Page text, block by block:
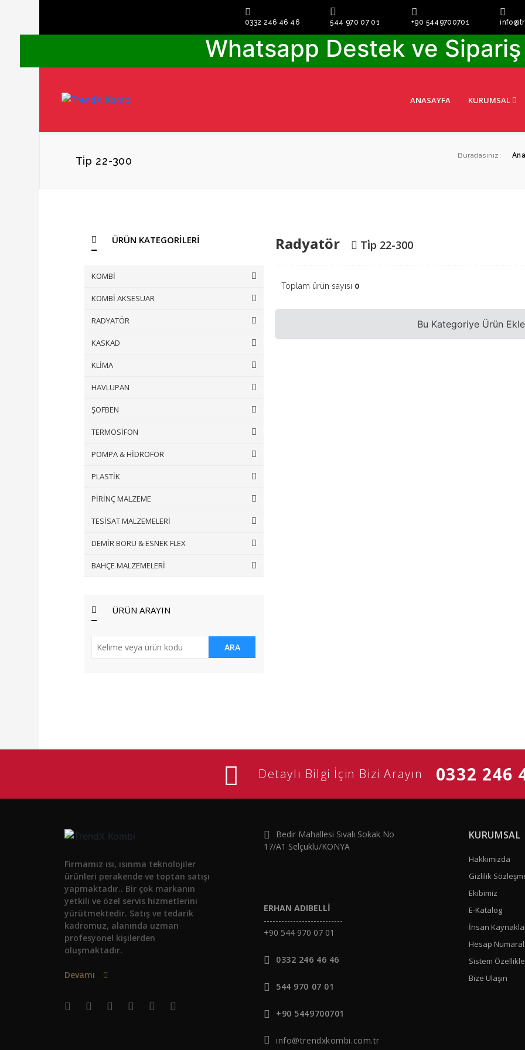
0332 246 46 46 544 970 07 01 +90 5449700701
Whatsapp Destek ve Sipariş
ANASAYFA KURUMSAL
Ti̇p 22-300 Buradasınız:
ÜRÜN KATEGORİLERİ
KOMBİ
KOMBİ AKSESUAR
RADYATÖR
KASKAD
KLİMA
HAVLUPAN
ŞOFBEN
TERMOSİFON
POMPA & HİDROFOR
PLASTİK
PİRİNÇ MALZEME
TESİSAT MALZEMELERİ
DEMİR BORU & ESNEK FLEX
BAHÇE MALZEMELERİ
ÜRÜN ARAYIN
ARA
Radyatör Ti̇p 22-300
Toplam ürün sayısı 0
Bu Kategoriye Ürün
Detaylı Bilgi İçin Bizi Arayın 0332 246
Firmamız ısı, ısınma teknolojiler
ürünleri perakende ve toptan satışı
yapmaktadır.. Bir çok markanın
yetkili ve özel servis hizmetlerini
yürütmektedir. Satış ve tedarik
kadromuz, alanında uzman
profesyonel kişilerden
oluşmaktadır.
Devamı
Bedir Mahallesi Sıvalı Sokak No
17/A1 Selçuklu/KONYA
ERHAN ADIBELLİ
---------------------------
+90 544 970 07 01
0332 246 46 46
544 970 07 01
+90 5449700701
info@trendxkombi.com.tr
KURUMSAL
Hakkımızda
Gizlilik
Ekibimiz
E-Katalog
İnsan
Hesap
Sistem
Bize Ulaşın